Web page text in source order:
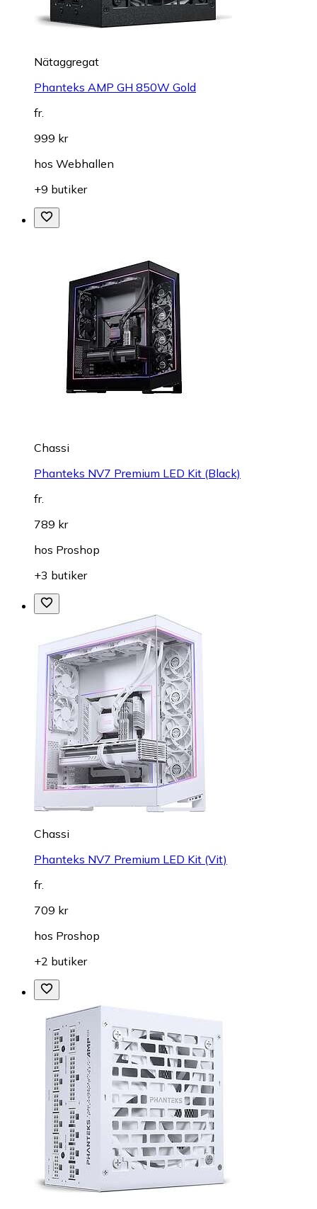
Nätaggregat
Phanteks AMP GH 850W Gold
fr.
999 kr
hos Webhallen
+9 butiker
Chassi
Phanteks NV7 Premium LED Kit (Black)
fr.
789 kr
hos Proshop
+3 butiker
Chassi
Phanteks NV7 Premium LED Kit (Vit)
fr.
709 kr
hos Proshop
+2 butiker